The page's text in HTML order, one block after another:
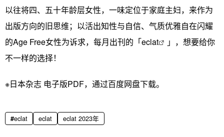
以往将四、五十年龄层女性，一味定位于家庭主妇，来作为
出版方向的旧思维；以活出知性与自信、气质优雅自在闪耀
的Age Free女性为诉求，每月出刊的「eclat
」，想要给你
不一样的选择！
※日本杂志 电子版PDF，通过百度网盘下载。
eclat eclat eclat 2023年